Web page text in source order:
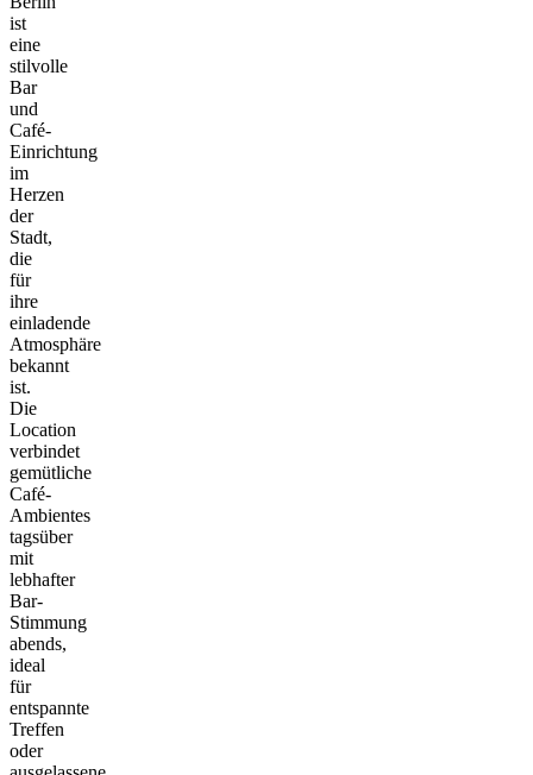
ist
eine
stilvolle
Bar
und
Café-
Einrichtung
im
Herzen
der
Stadt,
die
für
ihre
einladende
Atmosphäre
bekannt
ist.
Die
Location
verbindet
gemütliche
Café-
Ambientes
tagsüber
mit
lebhafter
Bar-
Stimmung
abends,
ideal
für
entspannte
Treffen
oder